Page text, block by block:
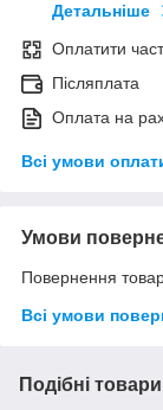
Детальніше
Оплатити
Післяплата
Оплата на
Всі умови
Умови
Повернення
Всі умови
Подібні